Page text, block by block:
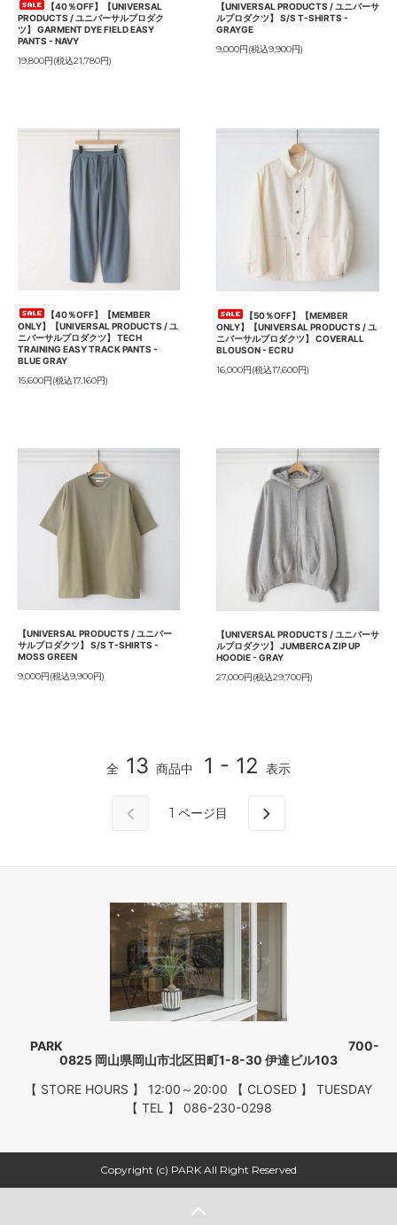
【40％OFF】【UNIVERSAL
PRODUCTS / ユニバーサルプロダク
ツ】 GARMENT DYE FIELD EASY
PANTS - NAVY
19,800円(税込21,780円)
【UNIVERSAL PRODUCTS / ユニバーサ
ルプロダクツ】 S/S T-SHIRTS -
GRAYGE
9,000円(税込9,900円)
【40％OFF】【MEMBER
ONLY】【UNIVERSAL PRODUCTS / ユ
ニバーサルプロダクツ】 TECH
TRAINING EASY TRACK PANTS -
BLUE GRAY
15,600円(税込17,160円)
【50％OFF】【MEMBER
ONLY】【UNIVERSAL PRODUCTS / ユ
ニバーサルプロダクツ】 COVERALL
BLOUSON - ECRU
16,000円(税込17,600円)
【UNIVERSAL PRODUCTS / ユニバー
サルプロダクツ】 S/S T-SHIRTS -
MOSS GREEN
9,000円(税込9,900円)
【UNIVERSAL PRODUCTS / ユニバーサ
ルプロダクツ】 JUMBERCA ZIP UP
HOODIE - GRAY
27,000円(税込29,700円)
全 13 商品中 1 - 12 表示
1 ページ目
PARK 700-
0825 岡山県岡山市北区田町1-8-30 伊達ビル103
【 STORE HOURS 】 12:00～20:00 【 CLOSED 】 TUESDAY
【 TEL 】 086-230-0298
Copyright (c) PARK All Right Reserved